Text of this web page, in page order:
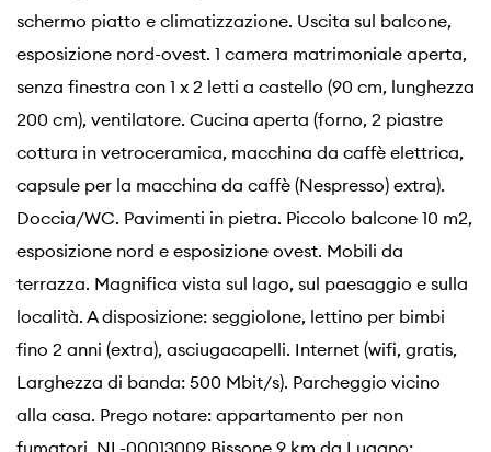
schermo piatto e climatizzazione. Uscita sul balcone,
esposizione nord-ovest. 1 camera matrimoniale aperta,
senza finestra con 1 x 2 letti a castello (90 cm, lunghezza
200 cm), ventilatore. Cucina aperta (forno, 2 piastre
cottura in vetroceramica, macchina da caffè elettrica,
capsule per la macchina da caffè (Nespresso) extra).
Doccia/WC. Pavimenti in pietra. Piccolo balcone 10 m2,
esposizione nord e esposizione ovest. Mobili da
terrazza. Magnifica vista sul lago, sul paesaggio e sulla
località. A disposizione: seggiolone, lettino per bimbi
fino 2 anni (extra), asciugacapelli. Internet (wifi, gratis,
Larghezza di banda: 500 Mbit/s). Parcheggio vicino
alla casa. Prego notare: appartamento per non
fumatori. NL-00013009 Bissone 9 km da Lugano: